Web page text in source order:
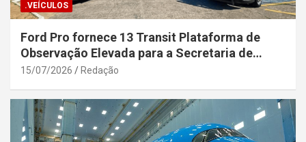
.VEÍCULOS
Ford Pro fornece 13 Transit Plataforma de
Observação Elevada para a Secretaria de
Segurança Pública da Bahia
15/07/2026 Redação